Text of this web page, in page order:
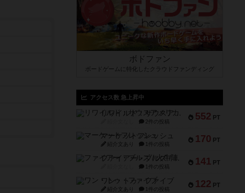
ボドファン
ボードゲームに特化したクラウドファンディング
アクセス数 急上昇中
552 PT
リワイルド：サウスアメリカ
2件の投稿
170 PT
マーケットフレッシュ
紹介文あり 1件の投稿
141 PT
ファイアー・ブルズ / 火牛陣
1件の投稿
122 PT
ワン・トゥ・ファイブ
紹介文あり 1件の投稿